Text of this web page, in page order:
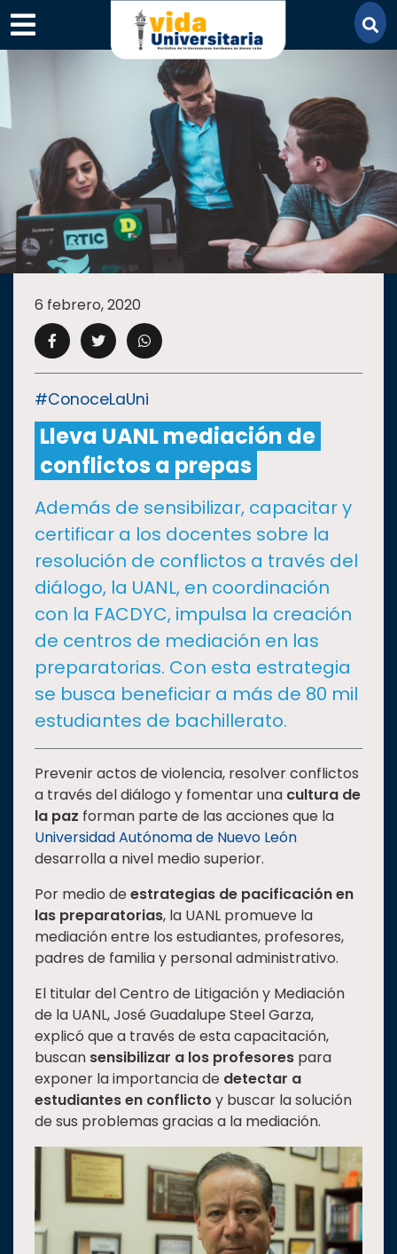
×
SECCIONES
ACADEMIA
CAMPUS UANL
CULTURA
I+D+IEXPERTOS
SALUD
SUSTENTABILIDAD
TEMAS
Oferta
educativa
Estudiantes
Rectoría
Internacionalización
Responsabilidad
social
Vinculación
Historia
Universiada
Nacional
6 febrero, 2020
#ConoceLaUni
Lleva UANL mediación de
conflictos a prepas
Además de sensibilizar, capacitar y
certificar a los docentes sobre la
resolución de conflictos a través del
diálogo, la UANL, en coordinación
con la FACDYC, impulsa la creación
de centros de mediación en las
preparatorias. Con esta estrategia
se busca beneficiar a más de 80 mil
estudiantes de bachillerato.
Prevenir actos de violencia, resolver conflictos
a través del diálogo y fomentar una cultura de
la paz forman parte de las acciones que la
Universidad Autónoma de Nuevo León
desarrolla a nivel medio superior.
Por medio deestrategias de pacificación en
las preparatorias, la UANL promueve la
mediación entre los estudiantes, profesores,
padres de familia y personal administrativo.
El titular del Centro de Litigación y Mediación
de la UANL, José Guadalupe Steel Garza,
explicó que a través de esta capacitación,
buscan sensibilizar a los profesores para
exponer la importancia de detectar a
estudiantes en conflicto y buscar la solución
de sus problemas gracias a la mediación.